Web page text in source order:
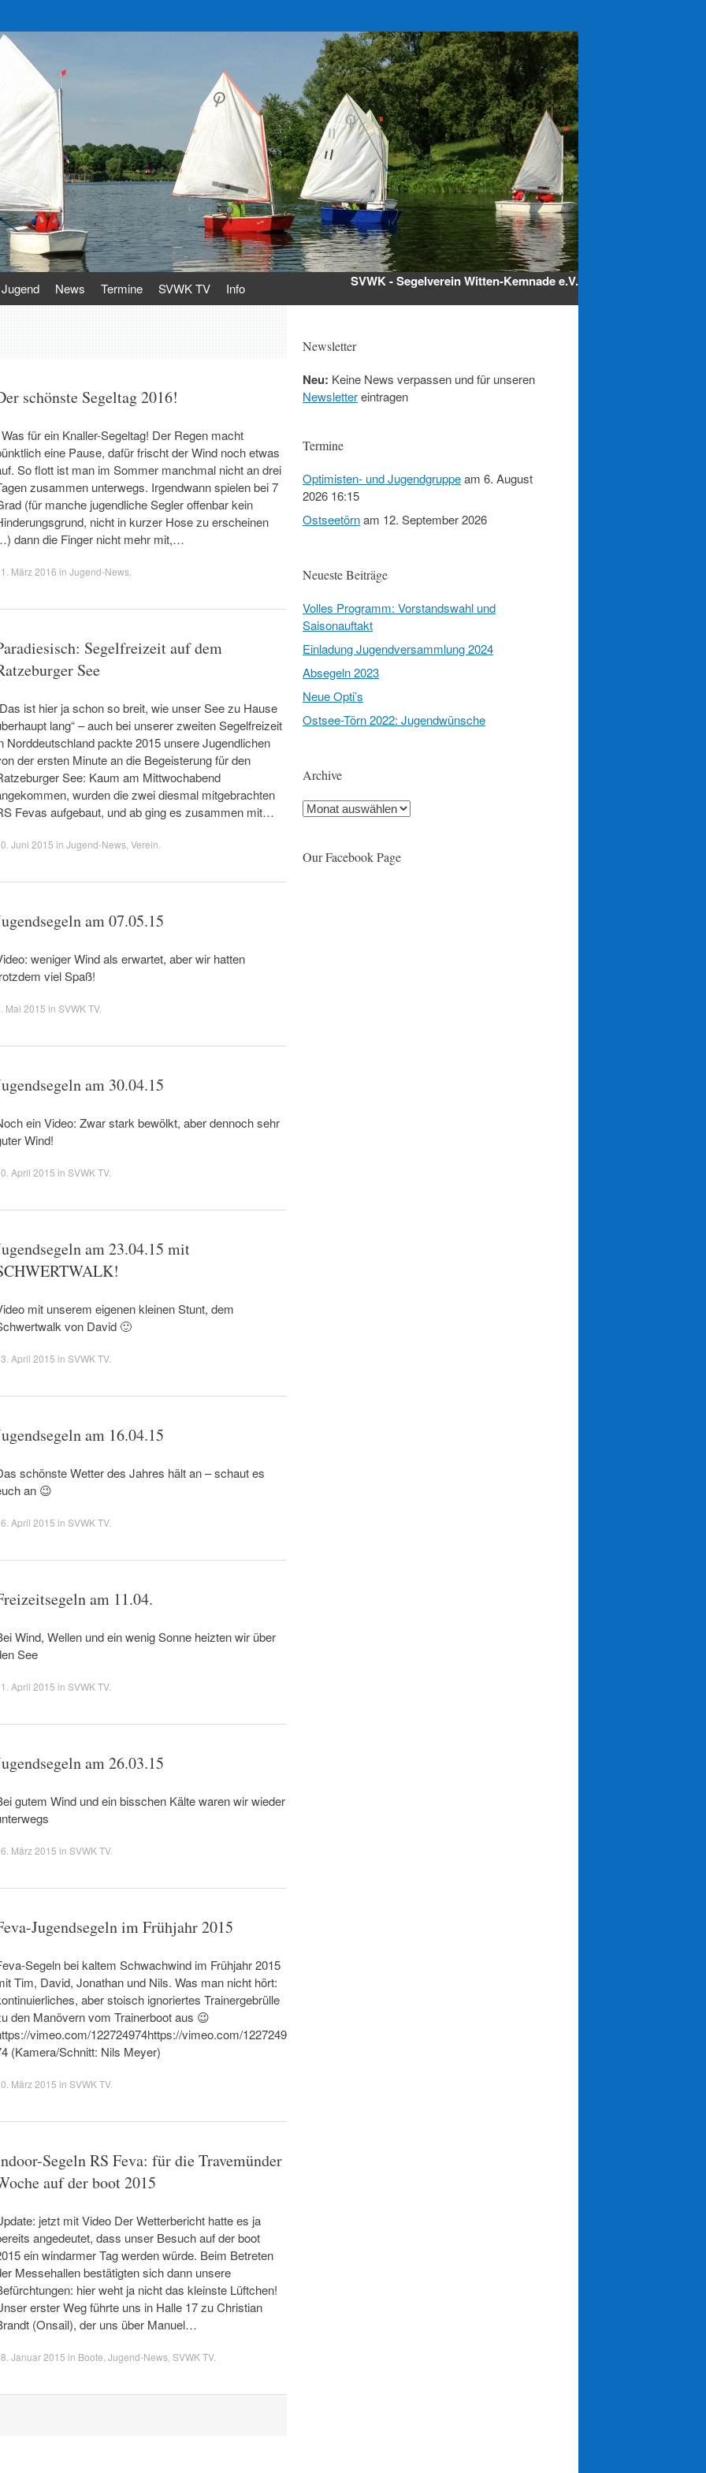
Jugend News Termine SVWK TV Info SVWK - Segelverein Witten-Kemnade e.V.
schönste Segeltag 2016!
für ein Knaller-Segeltag! Der Regen macht
eine Pause, dafür frischt der Wind noch etwas
So flott ist man im Sommer manchmal nicht an drei
zusammen unterwegs. Irgendwann spielen bei 7
(für manche jugendliche Segler offenbar kein
nicht in kurzer Hose zu erscheinen
dann die Finger nicht mehr mit,…
März 2016 in Jugend-News
Segelfreizeit auf dem
See
ist hier ja schon so breit, wie unser See zu Hause
lang“ – auch bei unserer zweiten Segelfreizeit
Norddeutschland packte 2015 unsere Jugendlichen
der ersten Minute an die Begeisterung für den
See: Kaum am Mittwochabend
wurden die zwei diesmal mitgebrachten
Fevas aufgebaut, und ab ging es zusammen mit…
Juni 2015 in Jugend-News Verein
am 07.05.15
weniger Wind als erwartet, aber wir hatten
viel Spaß!
Mai 2015 in SVWK TV.
am 30.04.15
ein Video: Zwar stark bewölkt, aber dennoch sehr
Wind!
April 2015 in SVWK TV.
am 23.04.15 mit
mit unserem eigenen kleinen Stunt, dem
von David 🙂
April 2015 in SVWK TV.
am 16.04.15
schönste Wetter des Jahres hält an – schaut es
an 😉
April 2015 in SVWK TV.
am 11.04.
Wind, Wellen und ein wenig Sonne heizten wir über
See
April 2015 in SVWK TV.
am 26.03.15
gutem Wind und ein bisschen Kälte waren wir wieder
März 2015 in SVWK TV.
Jugendsegeln im Frühjahr 2015
Segeln bei kaltem Schwachwind im Frühjahr 2015
Tim, David, Jonathan und Nils. Was man nicht hört:
aber stoisch ignoriertes Trainergebrülle
den Manövern vom Trainerboot aus 😉
vimeo.com/122724974https://vimeo.com/1227249
(Kamera/Schnitt: Nils Meyer)
März 2015 in SVWK TV.
Segeln RS Feva: für die Travemünder
auf der boot 2015
jetzt mit Video Der Wetterbericht hatte es ja
angedeutet, dass unser Besuch auf der boot
ein windarmer Tag werden würde. Beim Betreten
Messehallen bestätigten sich dann unsere
hier weht ja nicht das kleinste Lüftchen!
erster Weg führte uns in Halle 17 zu Christian
(Onsail), der uns über Manuel…
Januar 2015 in Boote Jugend-News SVWK TV.
Newsletter
Neu: Keine News verpassen und für unseren
Newslettereintragen
Termine
Optimisten- und Jugendgruppeam 6. August
2026 16:15
Ostseetörnam 12. September 2026
Neueste Beiträge
Volles Programm: Vorstandswahl und
Saisonauftakt
Einladung Jugendversammlung 2024
Absegeln 2023
Neue Opti’s
Ostsee-Törn 2022: Jugendwünsche
Archive
Archive
Our Facebook Page